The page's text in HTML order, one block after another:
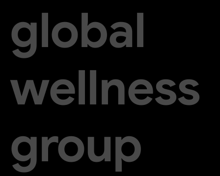
global
wellness
group